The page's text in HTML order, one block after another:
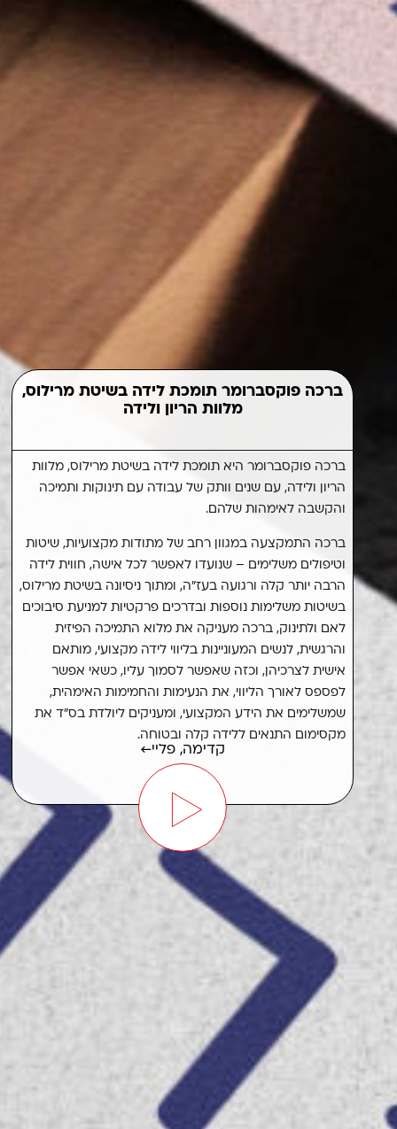
ברכה פוקסברומר תומכת לידה בשיטת מרילוס,
מלוות הריון ולידה
ברכה פוקסברומר היא תומכת לידה בשיטת מרילוס, מלוות
הריון ולידה, עם שנים וותק של עבודה עם תינוקות ותמיכה
והקשבה לאימהות שלהם.
ברכה התמקצעה במגוון רחב של מתודות מקצועיות, שיטות
וטיפולים משלימים – שנועדו לאפשר לכל אישה, חווית לידה
הרבה יותר קלה ורגועה בעז"ה, ומתוך ניסיונה בשיטת מרילוס,
בשיטות משלימות נוספות ובדרכים פרקטיות למניעת סיבוכים
לאם ולתינוק, ברכה מעניקה את מלוא התמיכה הפיזית
והרגשית, לנשים המעוניינות בליווי לידה מקצועי, מותאם
אישית לצרכיהן, וכזה שאפשר לסמוך עליו, כשאי אפשר
לפספס לאורך הליווי, את הנעימות והחמימות האימהית,
שמשלימים את הידע המקצועי, ומעניקים ליולדת בס"ד את
מקסימום התנאים ללידה קלה ובטוחה.
מלוות לידה יש הרבה, אבל איך ממחישים את השליחות של
ברכה ואת הליווי מלא החום והמסירות לצד מקסימום
המקצועיות? פשוט מאד, בעזרת סלוגן מנצח שמבטא את כל
כשהמוטו שחוזר על עצמו בדו משמעיות עוצמתית, הוא:
והעיצוב מלא הקסם מתכתב
ויזואלית עם המסר.
ברכה קיבלה מעטפת מקיפה של חומרי שיווק, פרוספקט
אפקטיבי, הצעת מחיר ומודעת פרסום מותאמת לקהל שב"ה
דיברה בדיוק בשפה של הטרום אימהות, ומאפשרת לה
להגיע לקהל רחב של לקוחות מרוצות, שברכה הפכה להיות
ה'אמא' של הלידה המוצלחת שלהן.